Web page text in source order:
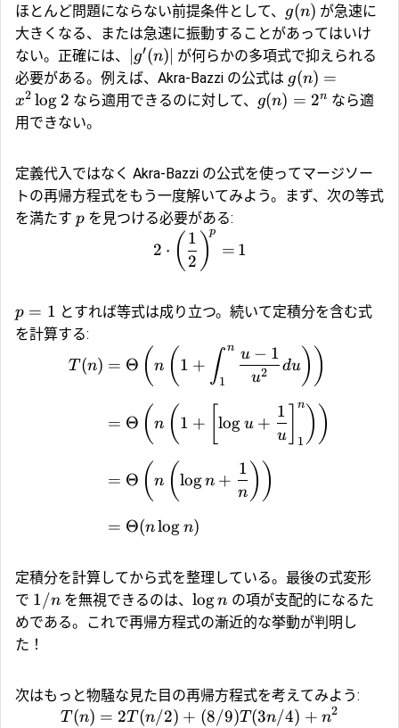
ほとんど問題にならない前提条件として、 g(n) が急速に
大きくなる、または急速に振動することがあってはいけ
ない。正確には、
g′(n) が何らかの多項式で抑えられる
必要がある。例えば、Akra-Bazzi の公式は g(n) =
x2 log 2 なら適用できるのに対して、 g(n) = 2n なら適
用できない。
定義代入ではなく Akra-Bazzi の公式を使ってマージソー
トの再帰方程式をもう一度解いてみよう。まず、次の等式
を満たす p を見つける必要がある:
2 ⋅ ( 2
1 )p
= 1
p = 1 とすれば等式は成り立つ。続いて定積分を含む式
を計算する:
T (n) = Θ (n ( 1 + ∫1
n
u2
u − 1
du))
= Θ (n ( 1 + [log u +
u
1
1
n ))
= Θ (n (logn +
n
1 ))
= Θ(nlog n)
定積分を計算してから式を整理している。最後の式変形
で 1/n を無視できるのは、 logn の項が支配的になるた
めである。これで再帰方程式の漸近的な挙動が判明し
た！
次はもっと物騒な見た目の再帰方程式を考えてみよう:
T (n) = 2T(n/2) + (8/9)T (3n/4) + n2